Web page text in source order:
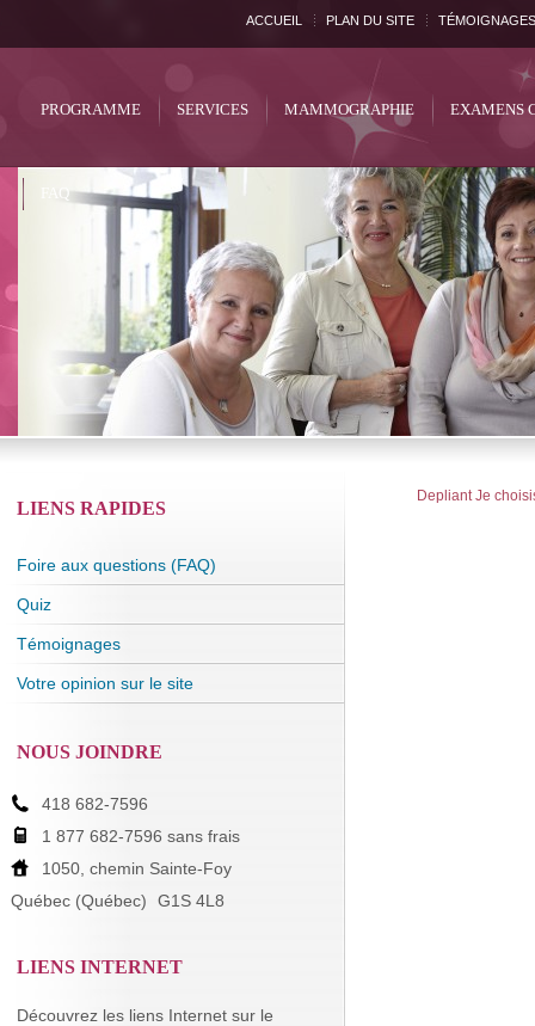
ACCUEIL PLAN DU SITE TÉMOIGNAGES
PROGRAMME SERVICES MAMMOGRAPHIE EXAMENS
FAQ
Depliant Je
LIENS RAPIDES
Foire aux questions (FAQ)
Quiz
Témoignages
Votre opinion sur le site
NOUS JOINDRE
418 682-7596
1 877 682-7596 sans frais
1050, chemin Sainte-Foy
Québec (Québec)
G1S 4L8
LIENS INTERNET
Découvrez les liens Internet sur le